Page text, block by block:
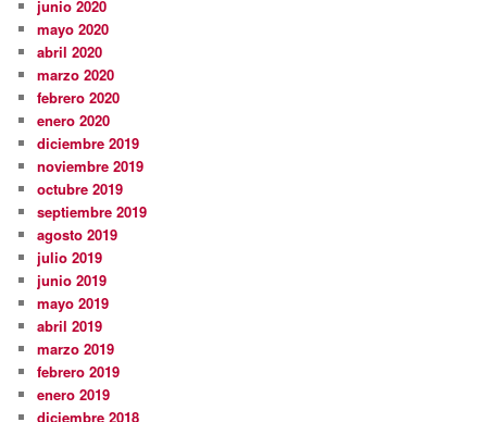
junio 2020
mayo 2020
abril 2020
marzo 2020
febrero 2020
enero 2020
diciembre 2019
noviembre 2019
octubre 2019
septiembre 2019
agosto 2019
julio 2019
junio 2019
mayo 2019
abril 2019
marzo 2019
febrero 2019
enero 2019
diciembre 2018